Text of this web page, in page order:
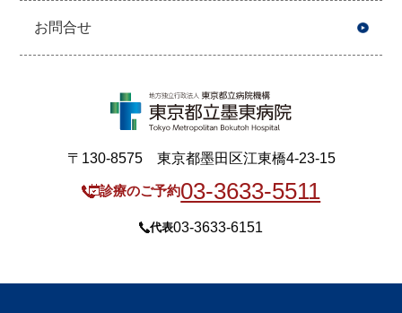
お問合せ
〒130-8575 東京都墨田区江東橋4-23-15
診療のご予約03-3633-5511
代表03-3633-6151